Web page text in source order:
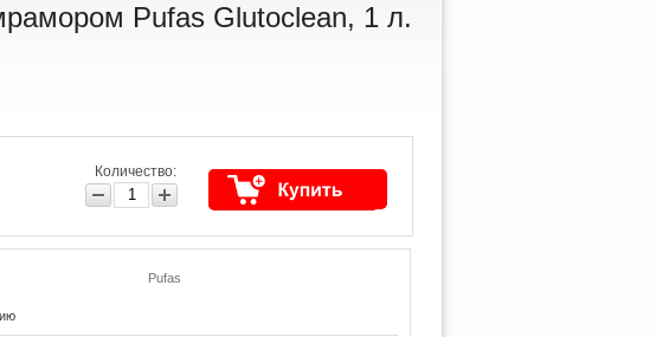
Pufas Glutoclean, 1 л.
Количество:
Pufas